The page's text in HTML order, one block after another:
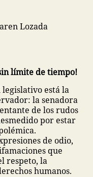
Lozada
límite de tiempo!
está la
la senadora
de los rudos
por estar
de odio,
que
respeto, la
humanos.